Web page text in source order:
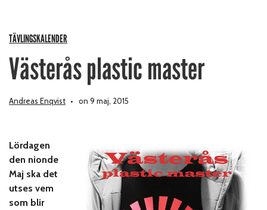
TÄVLINGSKALENDER
Västerås plastic master
Andreas Enqvist on 9 maj, 2015
Lördagen
den nionde
Maj ska det
utses vem
som blir